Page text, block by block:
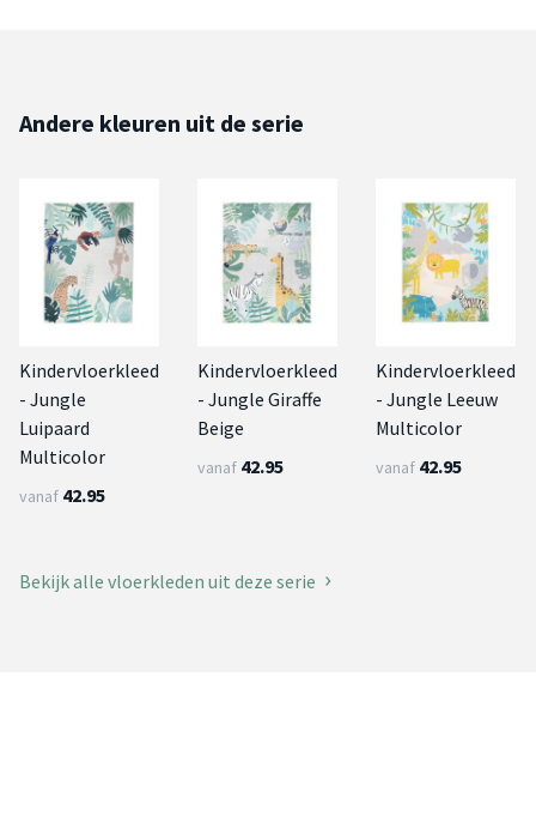
Andere kleuren uit de serie
Kindervloerkleed
- Jungle
Luipaard
Multicolor
vanaf 42.95
Kindervloerkleed
- Jungle Giraffe
Beige
vanaf 42.95
Kindervloerkleed
- Jungle Leeuw
Multicolor
vanaf 42.95
Bekijk alle vloerkleden uit deze serie